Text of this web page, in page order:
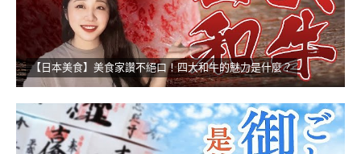
【日本美食】美食家讚不絕口！四大和牛的魅力是什麼？